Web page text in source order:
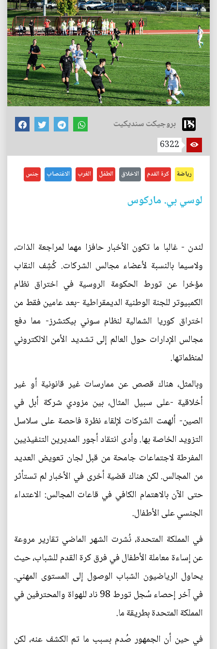
بروجيكت سنديكيت
6322
رياضة كرة القدم الاخلاق الطفل الغرب الاغتصاب جنس
لوسي بي. ماركوس
لندن - غالبا ما تكون الأخبار حافزا مهما لمراجعة الذات،
ولاسيما بالنسبة لأعضاء مجالس الشركات. كُشِف النقاب
مؤخرا عن تورط الحكومة الروسية في اختراق نظام
الكمبيوتر للجنة الوطنية الديمقراطية -بعد عامين فقط من
اختراق كوريا الشمالية لنظام سوني بيكتشرز- مما دفع
مجالس الإدارات حول العالم إلى تشديد الأمن الالكتروني
لمنظماتها.
وبالمثل، هناك قصص عن ممارسات غير قانونية أو غير
أخلاقية -على سبيل المثال، بين مزودي شركة أبل في
الصين- ألهمت الشركات لإلقاء نظرة فاحصة على سلاسل
التزويد الخاصة بها. وأدى انتقاد أجور المديرين التنفيذيين
المفرطة لاجتماعات جامحة من قبل لجان تعويض العديد
من المجالس. لكن هناك قضية أخرى في الأخبار لم تستأثر
حتى الآن بالاهتمام الكافي في قاعات المجالس: الاعتداء
الجنسي على الأطفال.
في المملكة المتحدة، نُشرت الشهر الماضي تقارير مروعة
عن إساءة معاملة الأطفال في فرق كرة القدم للشباب، حيث
يحاول الرياضيون الشباب الوصول إلى المستوى المهني.
في آخر إحصاء سُجل تورط 98 ناد للهواة والمحترفين في
المملكة المتحدة بطريقة ما.
في حين أن الجمهور صُدم بسبب ما تم الكشف عنه، لكن